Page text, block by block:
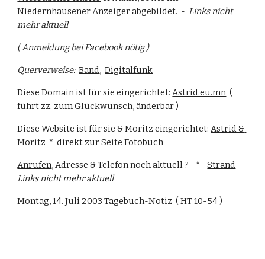
Niedernhausener Anzeiger abgebildet.  - Links nicht
mehr aktuell
( Anmeldung bei Facebook nötig )
Querverweise: Band, Digitalfunk
Diese Domain ist für sie eingerichtet: Astrid.eu.mn
  (
führt zz. zum Glückwunsch, änderbar )
Diese Website ist für sie & Moritz eingerichtet: Astrid &
Moritz
  *  direkt zur Seite
Fotobuch
Anrufen, Adresse & Telefon noch aktuell ?    * Strand
Links nicht mehr aktuell
Montag, 14. Juli 2003 Tagebuch-Notiz  ( HT 10-54 )